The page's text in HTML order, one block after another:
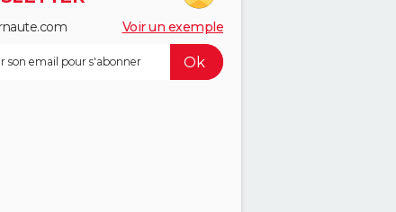
Voir un exemple